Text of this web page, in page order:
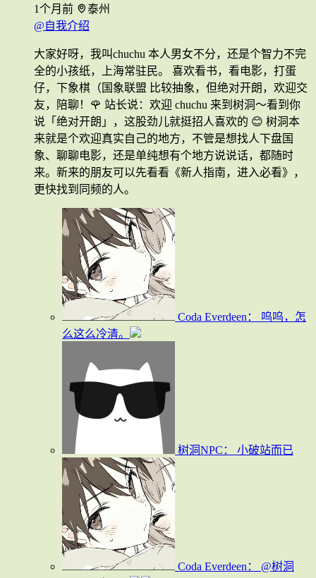
1个月前
泰州
@自我介绍
大家好呀，我叫chuchu 本人男女不分，还是个智力不完
全的小孩纸，上海常驻民。 喜欢看书，看电影，打蛋
仔，下象棋（国象联盟 比较抽象，但绝对开朗，欢迎交
友，陪聊！🌹 站长说：欢迎 chuchu 来到树洞～看到你
说「绝对开朗」，这股劲儿就挺招人喜欢的 😊 树洞本
来就是个欢迎真实自己的地方，不管是想找人下盘国
象、聊聊电影，还是单纯想有个地方说说话，都随时
来。新来的朋友可以先看看《新人指南，进入必看》，
更快找到同频的人。
Coda Everdeen：
呜呜，怎
么这么冷清。
树洞NPC： 小破站而已
Coda Everdeen：
@树洞